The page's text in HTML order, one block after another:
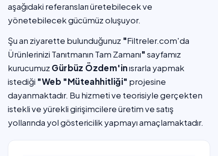
aşağıdaki referansları üretebilecek ve
yönetebilecek gücümüz oluşuyor.
Şu an ziyarette bulunduğunuz "Filtreler.com'da
Ürünlerinizi Tanıtmanın Tam Zamanı"sayfamız
kurucumuz Gürbüz Özdem'inısrarla yapmak
istediği "Web "Müteahhitliği" projesine
dayanmaktadır. Bu hizmeti ve teorisiyle gerçekten
istekli ve yürekli girişimcilere üretim ve satış
yollarında yol göstericilik yapmayı amaçlamaktadır.